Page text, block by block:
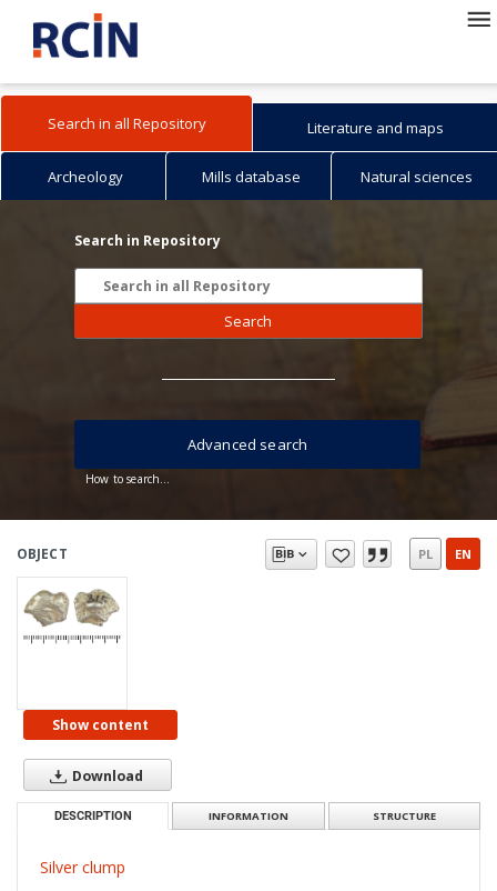
Search in all Repository Literature and maps
Archeology Mills database Natural sciences
Search in Repository
Search
How to search...
Advanced search
OBJECT PL EN
Show content
Download
DESCRIPTION INFORMATION STRUCTURE
Silver clump